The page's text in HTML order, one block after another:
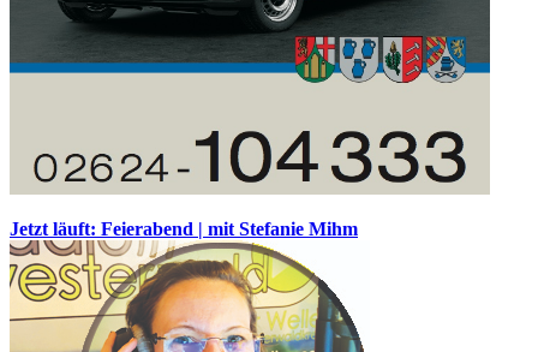
Jetzt läuft: Feierabend | mit Stefanie Mihm